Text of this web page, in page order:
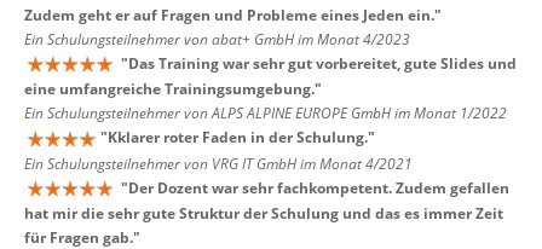
Zudem geht er auf Fragen und Probleme eines Jeden ein."
Ein Schulungsteilnehmer von abat+ GmbH im Monat 4/2023
"Das Training war sehr gut vorbereitet, gute Slides und
eine umfangreiche Trainingsumgebung."
Ein Schulungsteilnehmer von ALPS ALPINE EUROPE GmbH im Monat 1/2022
"Kklarer roter Faden in der Schulung."
Ein Schulungsteilnehmer von VRG IT GmbH im Monat 4/2021
"Der Dozent war sehr fachkompetent. Zudem gefallen
hat mir die sehr gute Struktur der Schulung und das es immer Zeit
für Fragen gab."